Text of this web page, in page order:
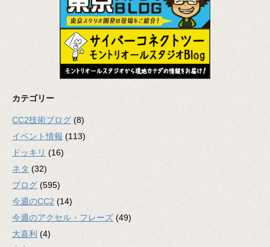
カテゴリー
CC2技術ブログ (8)
イベント情報 (113)
ドッキリ (16)
ネタ (32)
ブログ (595)
今週のCC2 (14)
今週のアクセル・フレーズ (49)
大喜利 (4)